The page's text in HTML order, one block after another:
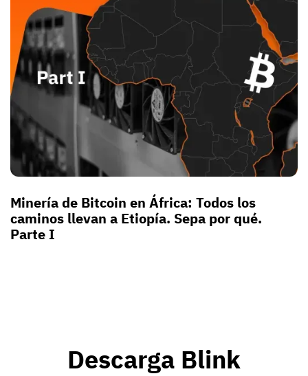
Minería de Bitcoin en África: Todos los
caminos llevan a Etiopía. Sepa por qué.
Parte I
Descarga Blink